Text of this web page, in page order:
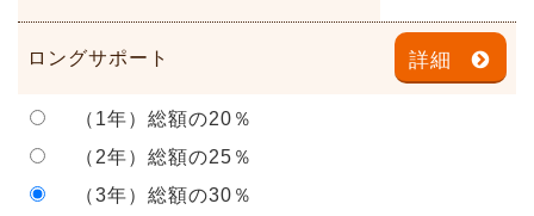
ロングサポート 詳細
（1年）総額の20％
（2年）総額の25％
（3年）総額の30％